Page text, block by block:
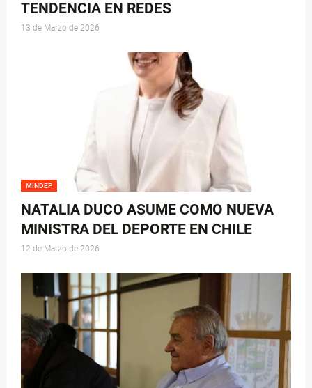
TENDENCIA EN REDES
13 de Marzo de 2026
MINDEP
NATALIA DUCO ASUME COMO NUEVA
MINISTRA DEL DEPORTE EN CHILE
12 de Marzo de 2026